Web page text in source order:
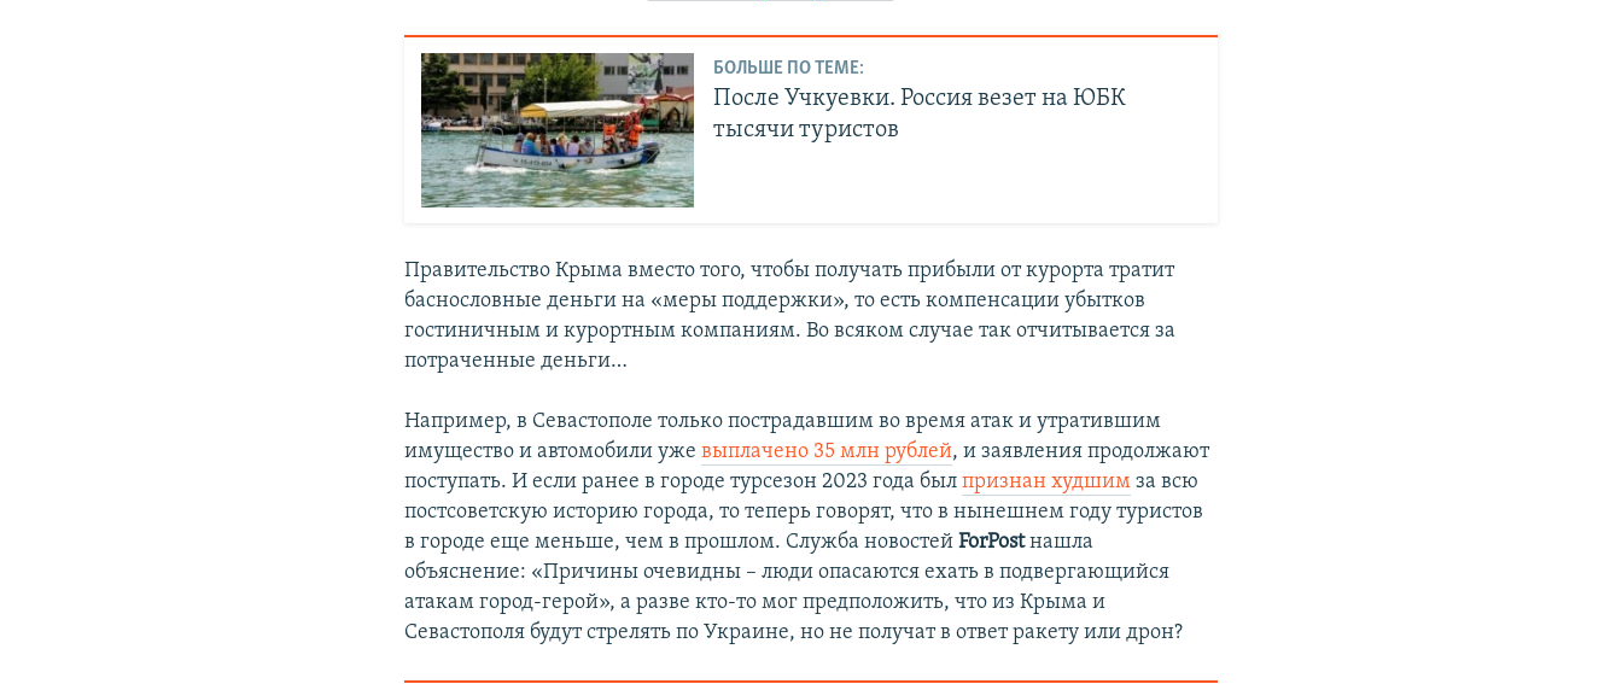
БОЛЬШЕ ПО ТЕМЕ:
После Учкуевки. Россия везет на ЮБК
тысячи туристов
Правительство Крыма вместо того, чтобы получать прибыли от курорта тратит
баснословные деньги на «меры поддержки», то есть компенсации убытков
гостиничным и курортным компаниям. Во всяком случае так отчитывается за
потраченные деньги…
Например, в Севастополе только пострадавшим во время атак и утратившим
имущество и автомобили ужевыплачено 35 млн рублей, и заявления продолжают
поступать. И если ранее в городе турсезон 2023 года былпризнан худшим за всю
постсоветскую историю города, то теперь говорят, что в нынешнем году туристов
в городе еще меньше, чем в прошлом. Служба новостейForPostнашла
объяснение: «Причины очевидны – люди опасаются ехать в подвергающийся
атакам город-герой», а разве кто-то мог предположить, что из Крыма и
Севастополя будут стрелять по Украине, но не получат в ответ ракету или дрон?